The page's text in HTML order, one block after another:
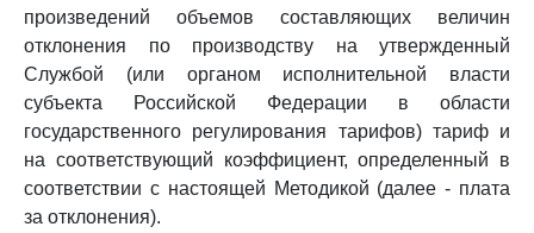
произведений объемов составляющих величин
отклонения по производству на утвержденный
Службой (или органом исполнительной власти
субъекта Российской Федерации в области
государственного регулирования тарифов) тариф и
на соответствующий коэффициент, определенный в
соответствии с настоящей Методикой (далее - плата
за отклонения).